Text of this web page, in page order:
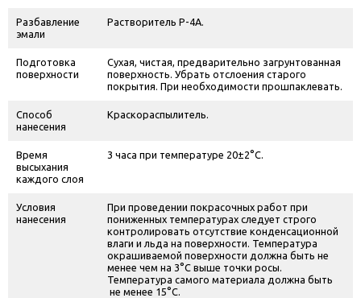
Разбавление
эмали
Растворитель Р-4А.
Подготовка
поверхности
Сухая, чистая, предварительно загрунтованная
поверхность. Убрать отслоения старого
покрытия. При необходимости прошпаклевать.
Способ
нанесения
Краскораспылитель.
Время
высыхания
каждого слоя
3 часа при температуре 20±2°С.
Условия
нанесения
При проведении покрасочных работ при
пониженных температурах следует строго
контролировать отсутствие конденсационной
влаги и льда на поверхности. Температура
окрашиваемой поверхности должна быть не
менее чем на 3°С выше точки росы.
Температура самого материала должна быть
не менее 15°С.